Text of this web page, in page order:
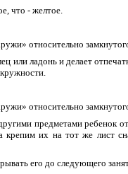
что - желтое.
относительно
или ладонь и делает
относительно
предметами ребенок
крепим их на тот же лист
его до следующего